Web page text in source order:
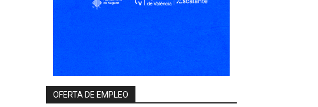
OFERTA DE EMPLEO